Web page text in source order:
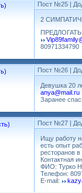
Пост №25 |
2
80971334790
Пост №26 |
Девушка 20
anya@mail.ru
Заранее
Пост №27 |
Ищу работу
есть опыт
ресторанов в
Контактная
ФИО: Турко
Телефон:
E-mail: